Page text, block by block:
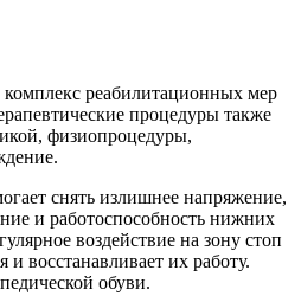
реабилитационных мер
процедуры также
физиопроцедуры,
снять излишнее напряжение,
и работоспособность нижних
воздействие на зону стоп
восстанавливает их работу.
обуви.